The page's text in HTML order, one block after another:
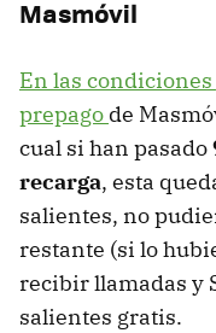
Masmóvil
En las
prepago de
cual si han pasado
recarga, esta
salientes, no
restante (si lo
recibir llamadas y
salientes gratis.